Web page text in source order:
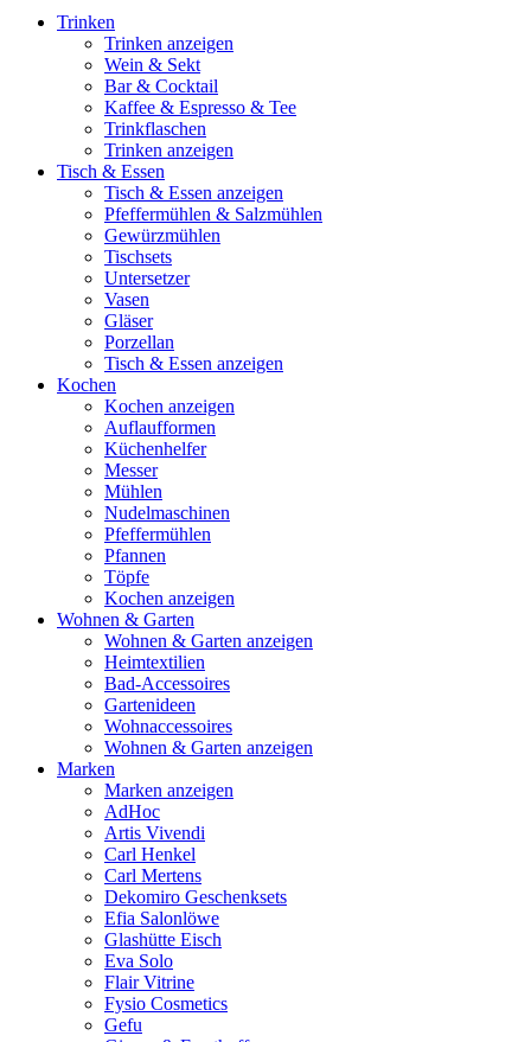
Trinken
Trinken anzeigen
Wein & Sekt
Bar & Cocktail
Kaffee & Espresso & Tee
Trinkflaschen
Trinken anzeigen
Tisch & Essen
Tisch & Essen anzeigen
Pfeffermühlen & Salzmühlen
Gewürzmühlen
Tischsets
Untersetzer
Vasen
Gläser
Porzellan
Tisch & Essen anzeigen
Kochen
Kochen anzeigen
Auflaufformen
Küchenhelfer
Messer
Mühlen
Nudelmaschinen
Pfeffermühlen
Pfannen
Töpfe
Kochen anzeigen
Wohnen & Garten
Wohnen & Garten anzeigen
Heimtextilien
Bad-Accessoires
Gartenideen
Wohnaccessoires
Wohnen & Garten anzeigen
Marken
Marken anzeigen
AdHoc
Artis Vivendi
Carl Henkel
Carl Mertens
Dekomiro Geschenksets
Efia Salonlöwe
Glashütte Eisch
Eva Solo
Flair Vitrine
Fysio Cosmetics
Gefu